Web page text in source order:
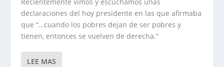
Recientemente vimos y escuchamos unas
declaraciones del hoy presidente en las que afirmaba
que “…cuando los pobres dejan de ser pobres y
tienen, entonces se vuelven de derecha.”
LEE MAS